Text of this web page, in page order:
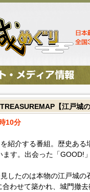
【江戸城
10分
を紹介する番組。歴史あ
ます。出会った「GOOD!
したのは本物の江戸城の
わせて築かれ、城門撤